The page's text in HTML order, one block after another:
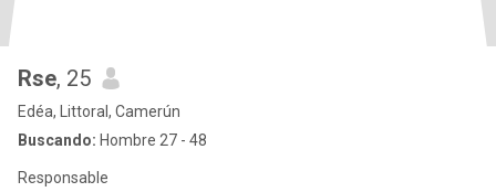
Rse, 25
Edéa, Littoral, Camerún
Buscando: Hombre 27 - 48
Responsable